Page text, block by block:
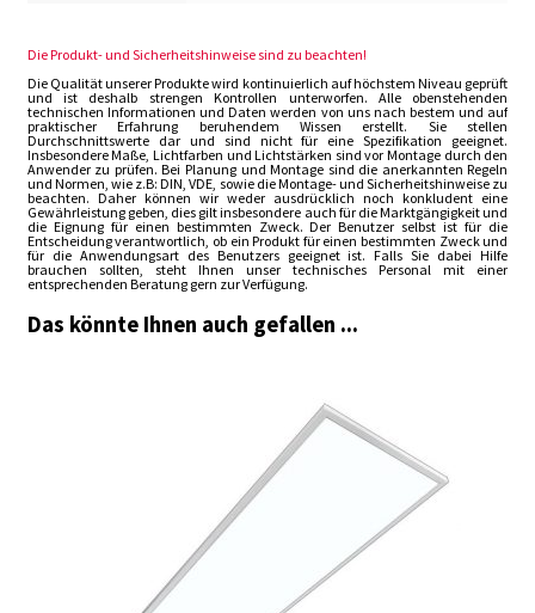
Die Produkt- und Sicherheitshinweise sind zu beachten!
Die Qualität unserer Produkte wird kontinuierlich auf höchstem Niveau geprüft
und ist deshalb strengen Kontrollen unterworfen. Alle obenstehenden
technischen Informationen und Daten werden von uns nach bestem und auf
praktischer Erfahrung beruhendem Wissen erstellt. Sie stellen
Durchschnittswerte dar und sind nicht für eine Spezifikation geeignet.
Insbesondere Maße, Lichtfarben und Lichtstärken sind vor Montage durch den
Anwender zu prüfen. Bei Planung und Montage sind die anerkannten Regeln
und Normen, wie z.B: DIN, VDE, sowie die Montage- und Sicherheitshinweise zu
beachten. Daher können wir weder ausdrücklich noch konkludent eine
Gewährleistung geben, dies gilt insbesondere auch für die Marktgängigkeit und
die Eignung für einen bestimmten Zweck. Der Benutzer selbst ist für die
Entscheidung verantwortlich, ob ein Produkt für einen bestimmten Zweck und
für die Anwendungsart des Benutzers geeignet ist. Falls Sie dabei Hilfe
brauchen sollten, steht Ihnen unser technisches Personal mit einer
entsprechenden Beratung gern zur Verfügung.
Das könnte Ihnen auch gefallen ...